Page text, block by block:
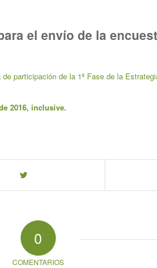
el envío de la
participación de la 1ª Fase de la
2016, inclusive.
0
COMENTARIOS